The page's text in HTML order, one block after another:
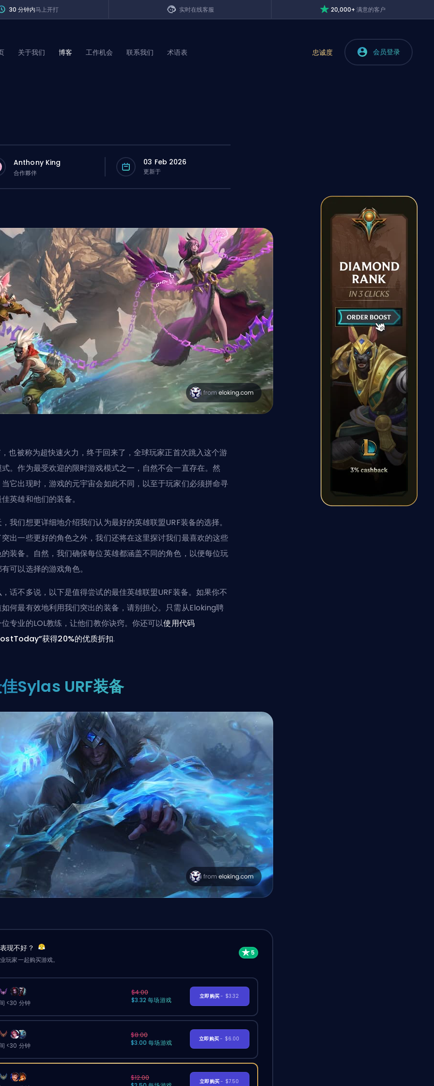
30 分钟内马上开打 实时在线客服 20,000+满意的客户
关于我们 博客 工作机会 联系我们 术语表 忠诚度 会员登录
Anthony King
合作夥伴
03 Feb 2026
更新于
，也被称为超快速火力，终于回来了，全球玩家正首次跳入这个游
。作为最受欢迎的限时游戏模式之一，自然不会一直存在。然
它出现时，游戏的元宇宙会如此不同，以至于玩家们必须拼命寻
佳英雄和他们的装备。
我们想更详细地介绍我们认为最好的英雄联盟URF装备的选择。
出一些更好的角色之外，我们还将在这里探讨我们最喜欢的这些
装备。自然，我们确保每位英雄都涵盖不同的角色，以便每位玩
可以选择的游戏角色。
话不多说，以下是值得尝试的最佳英雄联盟URF装备。如果你不
何最有效地利用我们突出的装备，请别担心。只需从Eloking聘
专业的LOL教练 ，让他们教你诀窍。你还可以使用代码
获得20%的优质折扣.
Sylas URF装备
现不好？
玩家一起购买游戏。
<30 分钟
$4.00
$3.32 每场游戏
立即购买- $3.32
<30 分钟
$8.00
$3.00 每场游戏
立即购买- $6.00
$12.00
立即购买- $7.50